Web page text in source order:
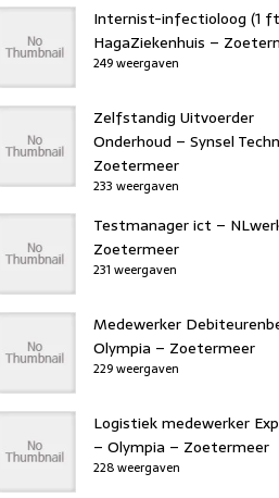
Internist-infectioloog (1
HagaZiekenhuis –
249 weergaven
Zelfstandig Uitvoerder
Onderhoud – Synsel
Zoetermeer
233 weergaven
Testmanager ict –
Zoetermeer
231 weergaven
Medewerker
Olympia – Zoetermeer
229 weergaven
Logistiek medewerker
– Olympia – Zoetermeer
228 weergaven